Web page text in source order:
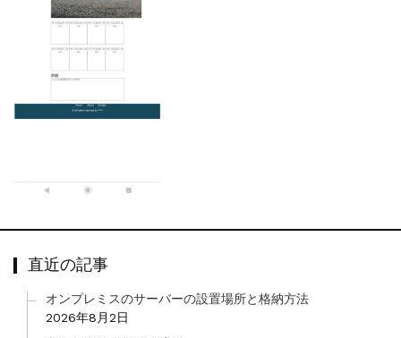
直近の記事
オンプレミスのサーバーの設置場所と格納方法
2026年8月2日